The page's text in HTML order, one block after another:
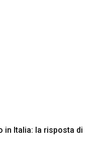
in Italia: la risposta di